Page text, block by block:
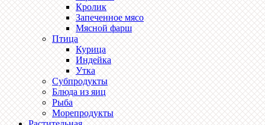
Кролик
Запеченное мясо
Мясной фарш
Птица
Курица
Индейка
Утка
Субпродукты
Блюда из яиц
Рыба
Морепродукты